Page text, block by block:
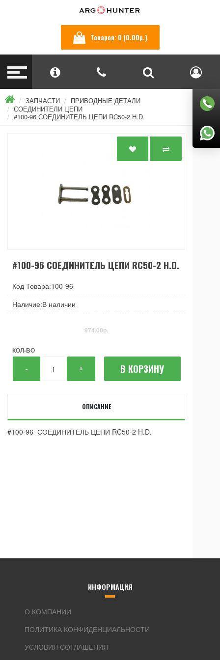
Товаров: 0 (0.00р.)
ЗАПЧАСТИ
ПРИВОДНЫЕ ДЕТАЛИ
СОЕДИНИТЕЛИ ЦЕПИ
#100-96 СОЕДИНИТЕЛЬ ЦЕПИ RC50-2 H.D.
#100-96 СОЕДИНИТЕЛЬ ЦЕПИ RC50-2 H.D.
Код Товара:100-96
Наличие:В наличии
974.00р.
КОЛ-ВО
- + В КОРЗИНУ
ОПИСАНИЕ
#100-96 СОЕДИНИТЕЛЬ ЦЕПИ RC50-2 H.D.
ИНФОРМАЦИЯ
О КОМПАНИИ
ПОЛИТИКА КОНФИДЕНЦИАЛЬНОСТИ
УСЛОВИЯ СОГЛАШЕНИЯ